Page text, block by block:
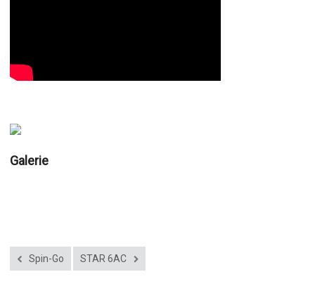
Galerie
Spin-Go STAR 6AC